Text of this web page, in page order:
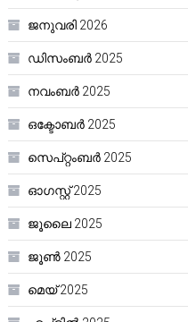
ജനുവരി 2026
ഡിസംബർ 2025
നവംബർ 2025
ഒക്ടോബർ 2025
സെപ്റ്റംബർ 2025
ഓഗസ്റ്റ്‌ 2025
ജൂലൈ 2025
ജൂൺ 2025
മെയ്‌ 2025